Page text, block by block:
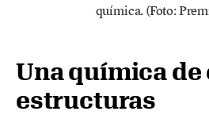
química. (Foto:
Una química de
estructuras